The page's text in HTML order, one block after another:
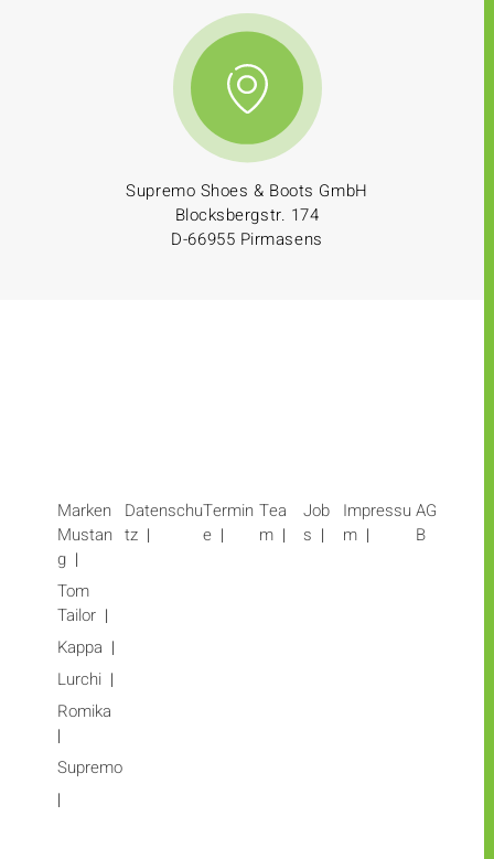
Supremo Shoes & Boots GmbH
Blocksbergstr. 174
D-66955 Pirmasens
Marken
Mustan
g
Tom
Tailor
Kappa
Lurchi
Romika
Supremo
Datenschu
tz
Termin
e
Tea
m
Job
s
Impressu
m
AG
B